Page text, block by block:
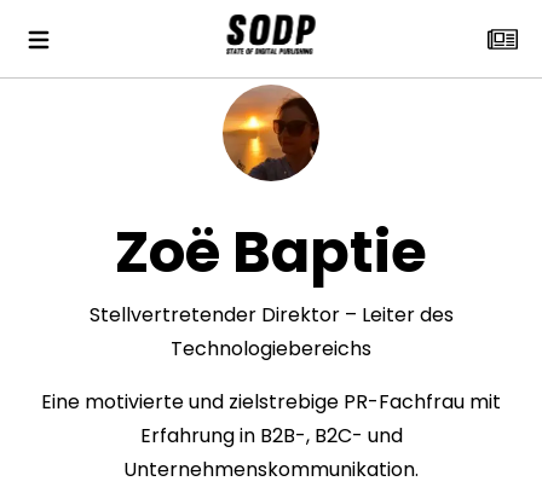
Zoë Baptie
Stellvertretender Direktor – Leiter des
Technologiebereichs
Eine motivierte und zielstrebige PR-Fachfrau mit
Erfahrung in B2B-, B2C- und
Unternehmenskommunikation.